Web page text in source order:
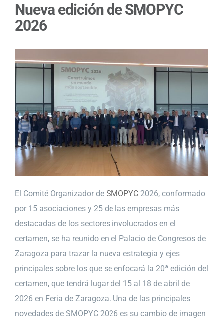
Nueva edición de SMOPYC
2026
El Comité Organizador de SMOPYC 2026, conformado
por 15 asociaciones y 25 de las empresas más
destacadas de los sectores involucrados en el
certamen, se ha reunido en el Palacio de Congresos de
Zaragoza para trazar la nueva estrategia y ejes
principales sobre los que se enfocará la 20ª edición del
certamen, que tendrá lugar del 15 al 18 de abril de
2026 en Feria de Zaragoza. Una de las principales
novedades de SMOPYC 2026 es su cambio de imagen